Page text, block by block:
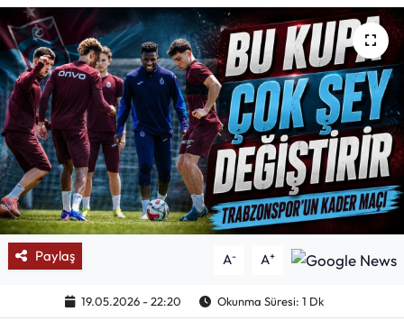
Paylaş A- A+
19.05.2026 - 22:20 Okunma Süresi: 1 Dk
Röportaj
Manşet
Köşe Yazıları
Karikatür Galeri
BIK
ASTROLOJİ
Spor Yazıları